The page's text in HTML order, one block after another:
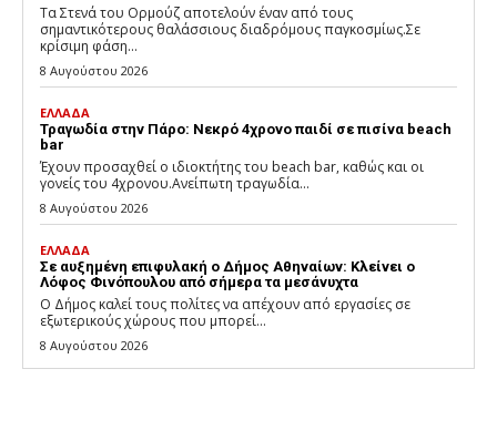
Τα Στενά του Ορμούζ αποτελούν έναν από τους
σημαντικότερους θαλάσσιους διαδρόμους παγκοσμίως.Σε
κρίσιμη φάση...
8 Αυγούστου 2026
ΕΛΛΑΔΑ
Τραγωδία στην Πάρο: Νεκρό 4χρονο παιδί σε πισίνα beach
bar
Έχουν προσαχθεί ο ιδιοκτήτης του beach bar, καθώς και οι
γονείς του 4χρονου.Ανείπωτη τραγωδία...
8 Αυγούστου 2026
ΕΛΛΑΔΑ
Σε αυξημένη επιφυλακή ο Δήμος Αθηναίων: Κλείνει ο
Λόφος Φινόπουλου από σήμερα τα μεσάνυχτα
Ο Δήμος καλεί τους πολίτες να απέχουν από εργασίες σε
εξωτερικούς χώρους που μπορεί...
8 Αυγούστου 2026